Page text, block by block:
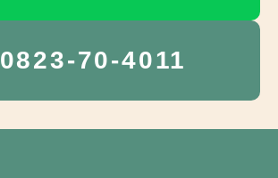
0823-70-4011